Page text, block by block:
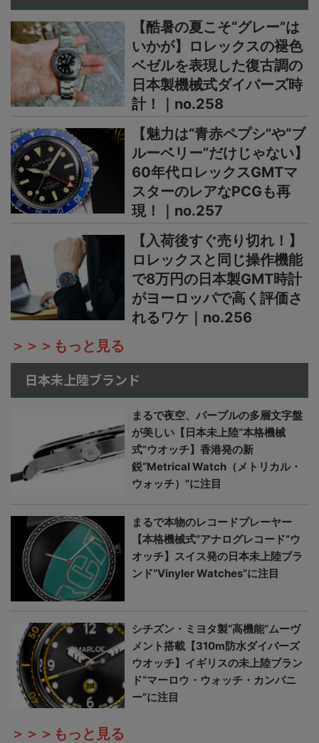
【酷暑の夏こそ“グレー”は
いかが】ロレックスの褪色
ベゼルを表現した復古調の
日本製機械式ダイバーズ時
計！｜no.258
【魅力は“青赤ペプシ”や“ブ
ルーベリー”だけじゃない】
60年代ロレックスGMTマ
スターのレアなPCGも再
現！｜no.257
【入荷後すぐ売り切れ！】
ロレックスと同じ操作機能
で8万円の日本製GMT時計
がヨーロッパで高く評価さ
れるワケ｜no.256
＞＞＞もっと見る
日本未上陸ブランド
まるで夜空、パープルの多層文字盤
が美しい【日本未上陸“本格機械
式”ウオッチ】香港発の新
鋭“Metrical Watch（メトリカル・
ウォッチ）”に注目
まるで本物のレコードプレーヤー
【本格機械式“アナログレコード”ウ
オッチ】スイス発の日本未上陸ブラ
ンド“Vinyler Watches”に注目
シチズン・ミヨタ製“高機能”ムーヴ
メント搭載【310m防水ダイバーズ
ウオッチ】イギリスの未上陸ブラン
ド“マーロウ・ウォッチ・カンパニ
ー”に注目
＞＞＞もっと見る